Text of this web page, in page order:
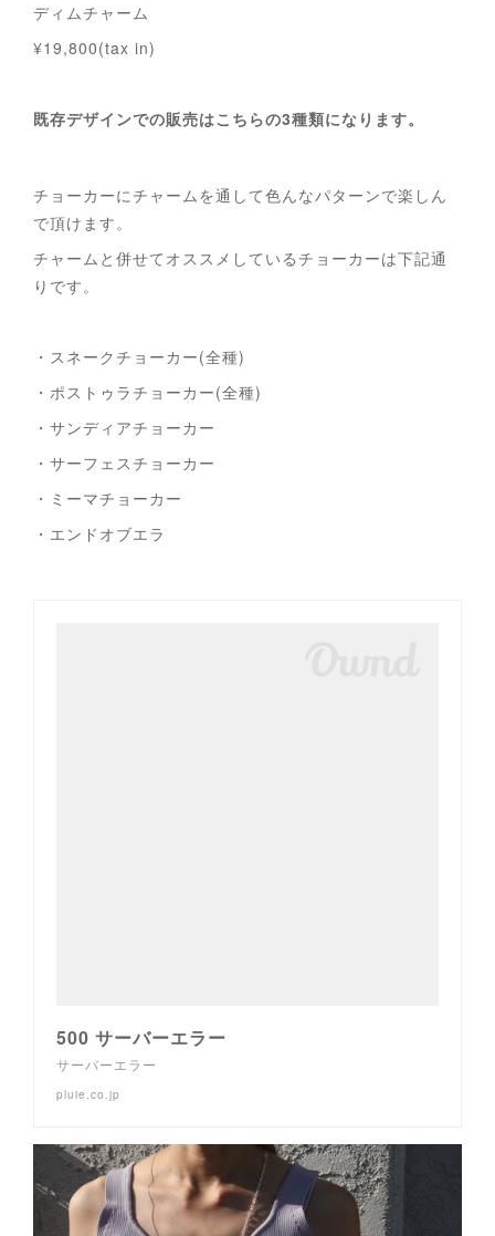
ディムチャーム
¥19,800(tax in)
既存デザインでの販売はこちらの3種類になります。
チョーカーにチャームを通して色んなパターンで楽しん
で頂けます。
チャームと併せてオススメしているチョーカーは下記通
りです。
・スネークチョーカー(全種)
・ポストゥラチョーカー(全種)
・サンディアチョーカー
・サーフェスチョーカー
・ミーマチョーカー
・エンドオブエラ
500 サーバーエラー
サーバーエラー
pluie.co.jp